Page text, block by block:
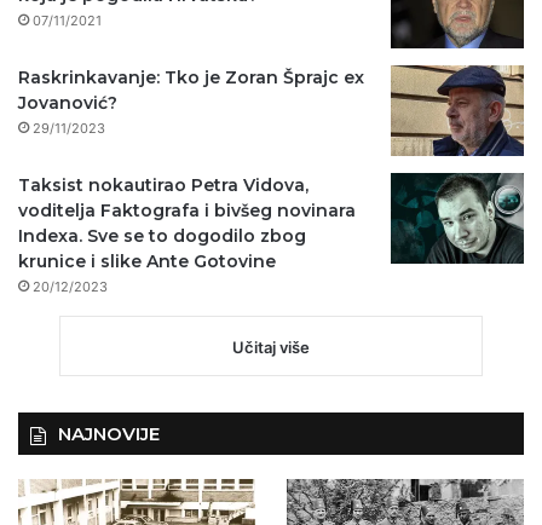
07/11/2021
Raskrinkavanje: Tko je Zoran Šprajc ex
Jovanović?
29/11/2023
Taksist nokautirao Petra Vidova,
voditelja Faktografa i bivšeg novinara
Indexa. Sve se to dogodilo zbog
krunice i slike Ante Gotovine
20/12/2023
Učitaj više
NAJNOVIJE